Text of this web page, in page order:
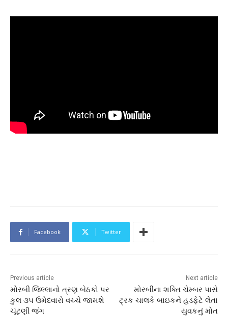
Facebook Twitter
Previous article
મોરબી જિલ્લાનો ત્રણ બેઠકો પર
કુલ ૩૫ ઉમેદવારો વચ્ચે જામશે
ચૂંટણી જંગ
Next article
મોરબીના શક્તિ ચેમ્બર પાસે
ટ્રક ચાલકે બાઇકને હડફેટે લેતા
યુવકનું મોત